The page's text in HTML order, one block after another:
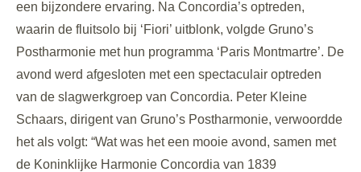
een bijzondere ervaring. Na Concordia’s optreden,
waarin de fluitsolo bij ‘Fiori’ uitblonk, volgde Gruno’s
Postharmonie met hun programma ‘Paris Montmartre’. De
avond werd afgesloten met een spectaculair optreden
van de slagwerkgroep van Concordia. Peter Kleine
Schaars, dirigent van Gruno’s Postharmonie, verwoordde
het als volgt: “Wat was het een mooie avond, samen met
de Koninklijke Harmonie Concordia van 1839